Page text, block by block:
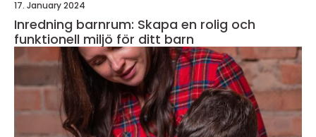
17. January 2024
Inredning barnrum: Skapa en rolig och
funktionell miljö för ditt barn